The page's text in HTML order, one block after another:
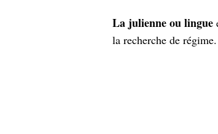
La julienne ou lingue
la recherche de régime.